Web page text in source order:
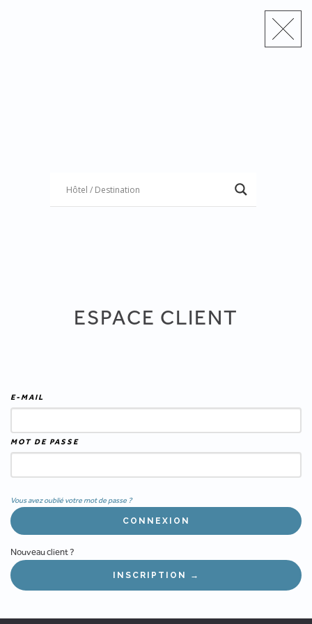
ESPACE CLIENT
E-MAIL
MOT DE PASSE
Vous avez oublié votre mot de passe ?
Nouveau client ?
INSCRIPTION →